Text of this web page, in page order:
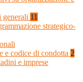
11
strategico-
e codice di condotta 2
e imprese